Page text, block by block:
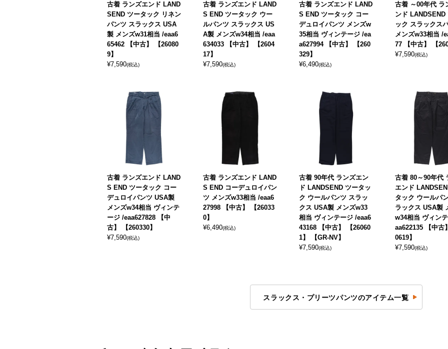
古着 ランズエンド LAND
SEND ツータック リネン
パンツ スラックス USA
製 メンズw31相当 /eaa6
65462 【中古】 【26080
9】
¥7,590(税込)
古着 ランズエンド LAND
S END ツータック ウー
ルパンツ スラックス US
A製 メンズw34相当 /eaa
634033 【中古】 【2604
17】
¥7,590(税込)
古着 ランズエンド LAND
S END ツータック コー
デュロイパンツ メンズw
35相当 ヴィンテージ /ea
a627994 【中古】 【260
329】
¥6,490(税込)
古着 ～00年代 ラ
ンド LANDSEND
ック スラックス
メンズw33相当 /
77 【中古】 【
¥7,590(税込)
古着 ランズエンド LAND
S END ツータック コー
デュロイパンツ USA製
メンズw34相当 ヴィンテ
ージ /eaa627828 【中
古】 【260330】
¥7,590(税込)
古着 ランズエンド LAND
S END コーデュロイパン
ツ メンズw33相当 /eaa6
27998 【中古】 【26033
0】
¥6,490(税込)
古着 90年代 ランズエン
ド LANDSEND ツータッ
ク ウールパンツ スラッ
クス USA製 メンズw33
相当 ヴィンテージ /eaa6
43168 【中古】 【26060
1】 【GR-NV】
¥7,590(税込)
古着 80～90年代
エンド
タック ウールパ
ラックス USA製
w34相当 ヴィン
aa622135 【中古
0619】
¥7,590(税込)
スラックス・プリーツパンツのアイテム一覧